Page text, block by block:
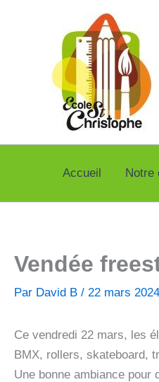
Accueil Notre
Vendée
Par David B / 22 mars 2024
Ce vendredi 22 mars, les
BMX, rollers, skateboard,
Une bonne ambiance pour